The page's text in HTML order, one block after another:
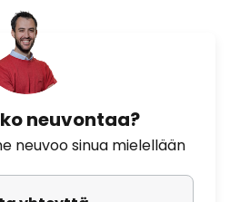
neuvontaa?
neuvoo sinua mielellään